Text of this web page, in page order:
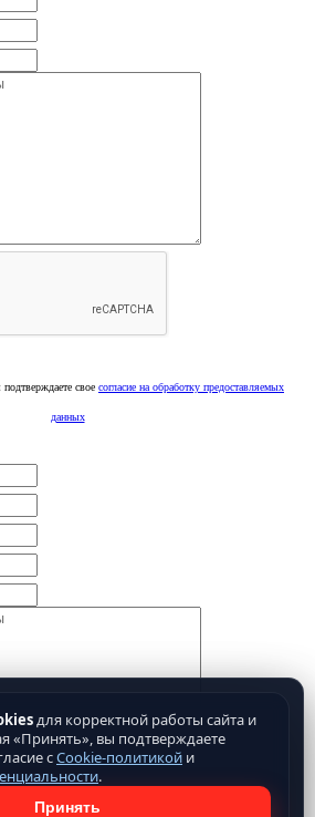
свое согласие на обработку предоставляемых
данных
для корректной работы сайта и
«Принять», вы подтверждаете
сCookie-политикой и
.
Принять